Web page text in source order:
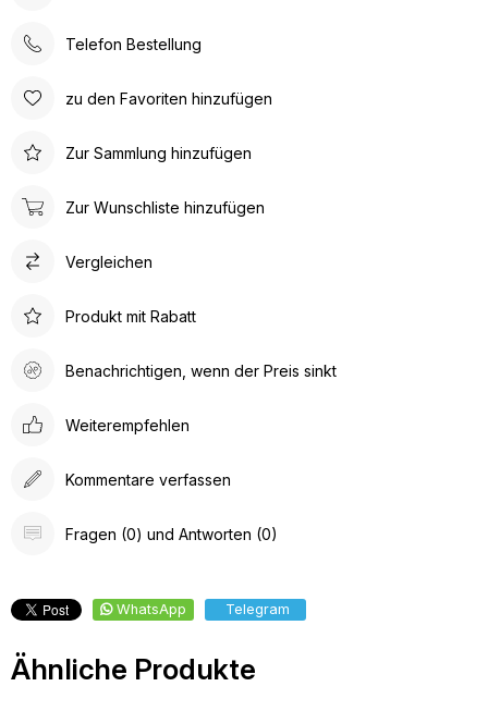
Telefon Bestellung
zu den Favoriten hinzufügen
Zur Sammlung hinzufügen
Zur Wunschliste hinzufügen
Vergleichen
Produkt mit Rabatt
Benachrichtigen, wenn der Preis sinkt
Weiterempfehlen
Kommentare verfassen
Fragen (0) und Antworten (0)
WhatsApp Telegram
Ähnliche Produkte